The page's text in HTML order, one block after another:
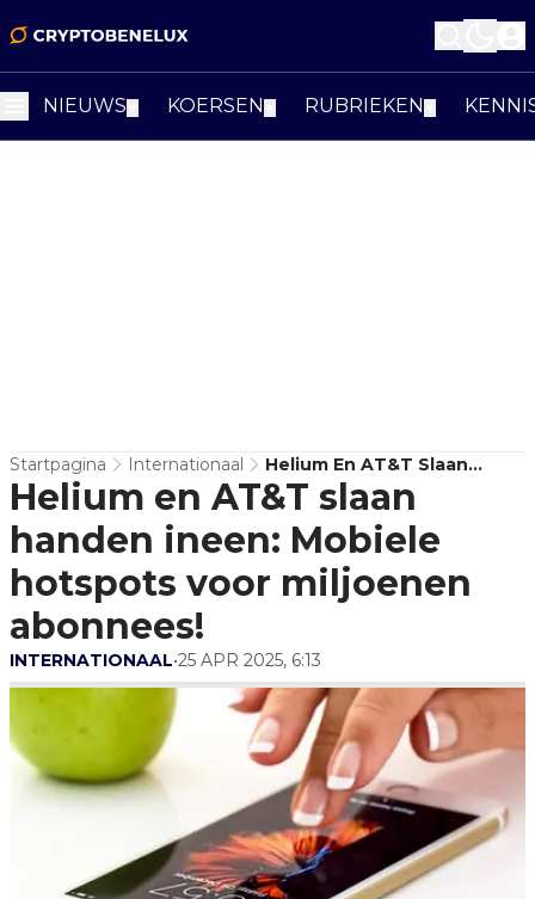
NIEUWS KOERSEN RUBRIEKEN
Startpagina Internationaal
Helium En AT&T Slaan
Handen Ineen: Mobiele
Hotspots Voor Miljoenen
Abonnees!
Helium en AT&T slaan
handen ineen: Mobiele
hotspots voor miljoenen
abonnees!
INTERNATIONAAL•25 APR 2025, 6:13